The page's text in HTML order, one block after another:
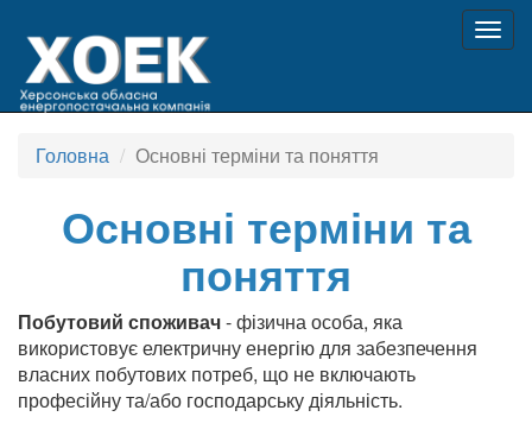
Головна Основні терміни та поняття
Основні терміни та
поняття
Побутовий споживач- фізична особа, яка
використовує електричну енергію для забезпечення
власних побутових потреб, що не включають
професійну та/або господарську діяльність.